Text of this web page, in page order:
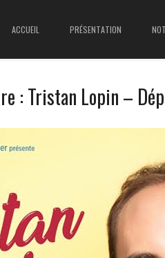
ACCUEIL PRÉSENTATION
: Tristan Lopin –